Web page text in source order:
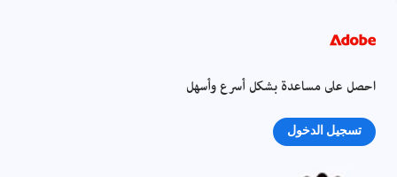
احصل على مساعدة بشكل أسرع وأسهل
تسجيل الدخول